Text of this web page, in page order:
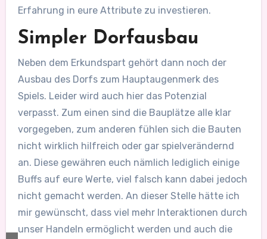
Erfahrung in eure Attribute zu investieren.
Simpler Dorfausbau
Neben dem Erkundspart gehört dann noch der
Ausbau des Dorfs zum Hauptaugenmerk des
Spiels. Leider wird auch hier das Potenzial
verpasst. Zum einen sind die Bauplätze alle klar
vorgegeben, zum anderen fühlen sich die Bauten
nicht wirklich hilfreich oder gar spielverändernd
an. Diese gewähren euch nämlich lediglich einige
Buffs auf eure Werte, viel falsch kann dabei jedoch
nicht gemacht werden. An dieser Stelle hätte ich
mir gewünscht, dass viel mehr Interaktionen durch
unser Handeln ermöglicht werden und auch die